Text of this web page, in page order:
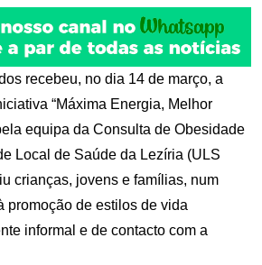
recebeu, no dia 14 de março, a
“Máxima Energia, Melhor
equipa da Consulta de Obesidade
Local de Saúde da Lezíria (ULS
crianças, jovens e famílias, num
promoção de estilos de vida
informal e de contacto com a